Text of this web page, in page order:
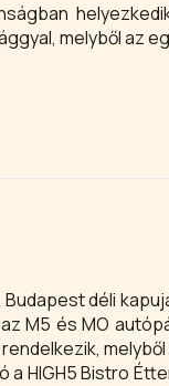
melyből az
déli
M5 és MO
HIGH5 Bistro